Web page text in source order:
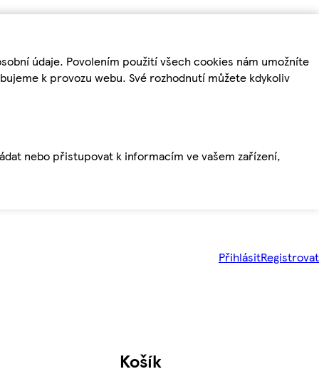
údaje. Povolením použití všech cookies nám umožníte
k provozu webu. Své rozhodnutí můžete kdykoliv
nebo přistupovat k informacím ve vašem zařízení,
PřihlásitRegistrovat
Košík